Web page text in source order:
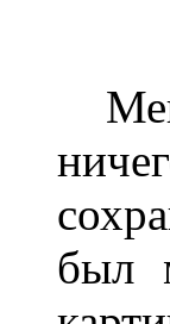
был